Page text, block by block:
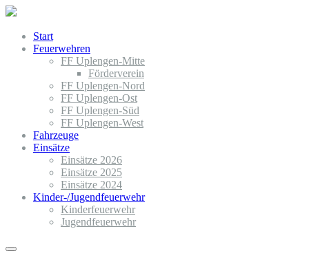
Start
Feuerwehren
FF Uplengen-Mitte
Förderverein
FF Uplengen-Nord
FF Uplengen-Ost
FF Uplengen-Süd
FF Uplengen-West
Fahrzeuge
Einsätze
Einsätze 2026
Einsätze 2025
Einsätze 2024
Kinder-/Jugendfeuerwehr
Kinderfeuerwehr
Jugendfeuerwehr